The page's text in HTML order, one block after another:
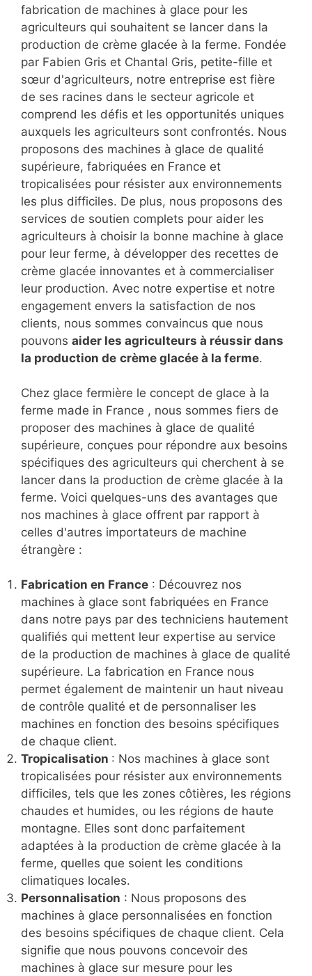
fabrication de machines à glace pour les
agriculteurs qui souhaitent se lancer dans la
production de crème glacée à la ferme. Fondée
par Fabien Gris et Chantal Gris, petite-fille et
sœur d'agriculteurs, notre entreprise est fière
de ses racines dans le secteur agricole et
comprend les défis et les opportunités uniques
auxquels les agriculteurs sont confrontés. Nous
proposons des machines à glace de qualité
supérieure, fabriquées en France et
tropicalisées pour résister aux environnements
les plus difficiles. De plus, nous proposons des
services de soutien complets pour aider les
agriculteurs à choisir la bonne machine à glace
pour leur ferme, à développer des recettes de
crème glacée innovantes et à commercialiser
leur production. Avec notre expertise et notre
engagement envers la satisfaction de nos
clients, nous sommes convaincus que nous
pouvons aider les agriculteurs à réussir dans
la production de crème glacée à la ferme.
Chez glace fermière le concept de glace à la
ferme made in France , nous sommes fiers de
proposer des machines à glace de qualité
supérieure, conçues pour répondre aux besoins
spécifiques des agriculteurs qui cherchent à se
lancer dans la production de crème glacée à la
ferme. Voici quelques-uns des avantages que
nos machines à glace offrent par rapport à
celles d'autres importateurs de machine
étrangère :
Fabrication en France : Découvrez nos
machines à glace sont fabriquées en France
dans notre pays par des techniciens hautement
qualifiés qui mettent leur expertise au service
de la production de machines à glace de qualité
supérieure. La fabrication en France nous
permet également de maintenir un haut niveau
de contrôle qualité et de personnaliser les
machines en fonction des besoins spécifiques
de chaque client.
Tropicalisation : Nos machines à glace sont
tropicalisées pour résister aux environnements
difficiles, tels que les zones côtières, les régions
chaudes et humides, ou les régions de haute
montagne. Elles sont donc parfaitement
adaptées à la production de crème glacée à la
ferme, quelles que soient les conditions
climatiques locales.
Personnalisation : Nous proposons des
machines à glace personnalisées en fonction
des besoins spécifiques de chaque client. Cela
signifie que nous pouvons concevoir des
machines à glace sur mesure pour les